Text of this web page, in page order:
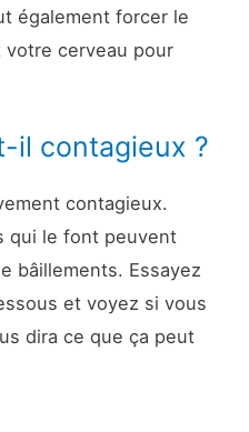
également forcer le
cerveau pour
il contagieux ?
contagieux.
qui le font peuvent
bâillements. Essayez
et voyez si vous
dira ce que ça peut